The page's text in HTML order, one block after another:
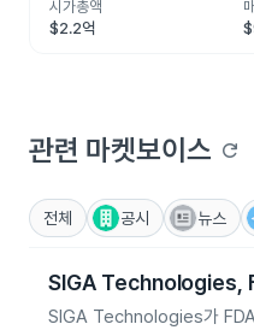
시가총액
$2.2억
관련 마켓보이스 refresh
전체 공시 뉴스
SIGA Technologies,
SIGA Technologies가 FDA